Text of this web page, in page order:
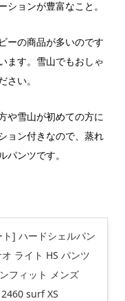
ョンが豊富なこと。
ーの商品が多いのです
ます。雪山でもおしゃ
い。
や雪山が初めての方に
ョン付きなので、蒸れ
ンツです。
ト] ハードシェルパン
ライト HS パンツ
フィット メンズ
surf XS